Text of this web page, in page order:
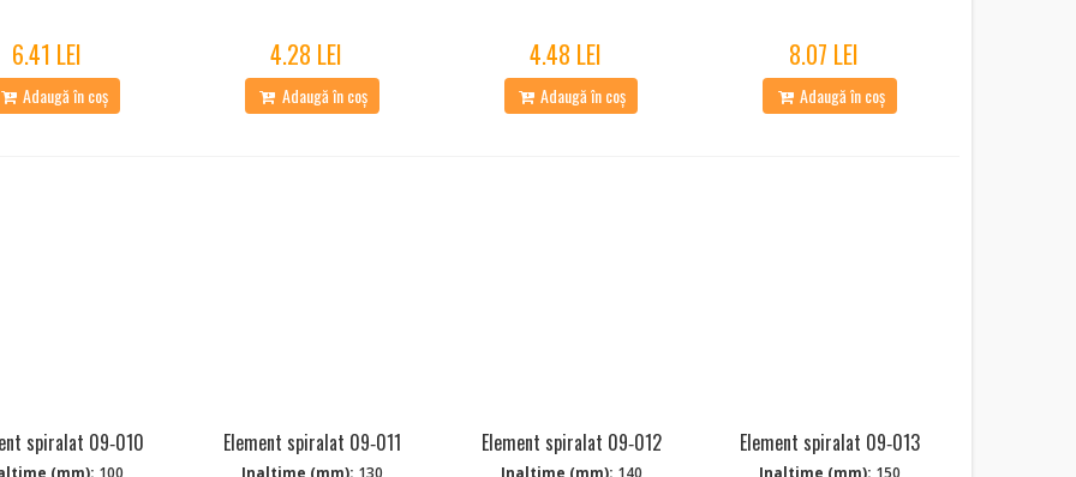
6.41 LEI
Adaugă în coș
4.28 LEI
Adaugă în coș
4.48 LEI
Adaugă în coș
8.07 LEI
Adaugă în coș
spiralat 09‑010
(mm): 100
Element spiralat 09‑011
Inaltime (mm): 130
Element spiralat 09‑012
Inaltime (mm): 140
Element spiralat 09‑013
Inaltime (mm): 150